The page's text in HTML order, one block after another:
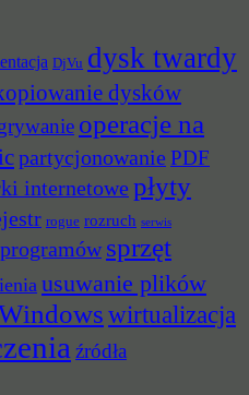
DjVu dysk twardy
dysków
operacje na
partycjonowanie PDF
internetowe płyty
rogue rozruch serwis
sprzęt
usuwanie plików
wirtualizacja
źródła